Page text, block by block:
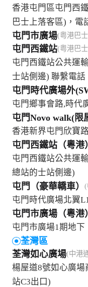
香港屯門區屯門西
巴士上落客區)，電
屯門市廣場(粤港巴
屯門西鐵站(粤港巴
屯門西鐵站公共運
士站側邊) 聯繫電話
屯門時代廣場外
屯門鄉事會路,時代
屯門Novo walk(限
香港新界屯門欣寶
屯門西鐵站（粵港）
屯門西鐵站公共運
總站的士站側邊)
屯門（豪華轎車） (
屯門時代廣場北翼
屯門市廣場（粵港）
屯門市廣場1期地下
荃灣區
荃灣如心廣場(中港
楊屋道8號如心廣場
站C3出口)